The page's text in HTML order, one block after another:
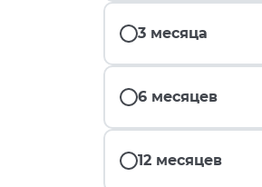
3 месяца
6 месяцев
12 месяцев